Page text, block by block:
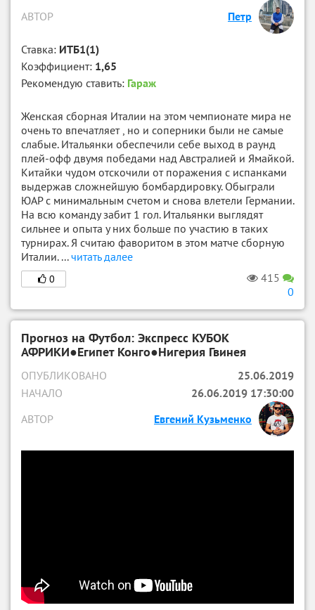
АВТОР
Петр
Ставка: ИТБ1(1)
Коэффициент: 1,65
Рекомендую ставить: Гараж
Женская сборная Италии на этом чемпионате мира не
очень то впечатляет , но и соперники были не самые
слабые. Итальянки обеспечили себе выход в раунд
плей-офф двумя победами над Австралией и Ямайкой.
Китайки чудом отскочили от поражения с испанками
выдержав сложнейшую бомбардировку. Обыграли
ЮАР с минимальным счетом и снова влетели Германии.
На всю команду забит 1 гол. Итальянки выглядят
сильнее и опыта у них больше по участию в таких
турнирах. Я считаю фаворитом в этом матче сборную
Италии. ...читать далее
0
415
0
Прогноз на Футбол: Экспресс КУБОК
АФРИКИ●Египет Конго●Нигерия Гвинея
ОПУБЛИКОВАНО
25.06.2019
НАЧАЛО
26.06.2019 17:30:00
АВТОР
Евгений Кузьменко